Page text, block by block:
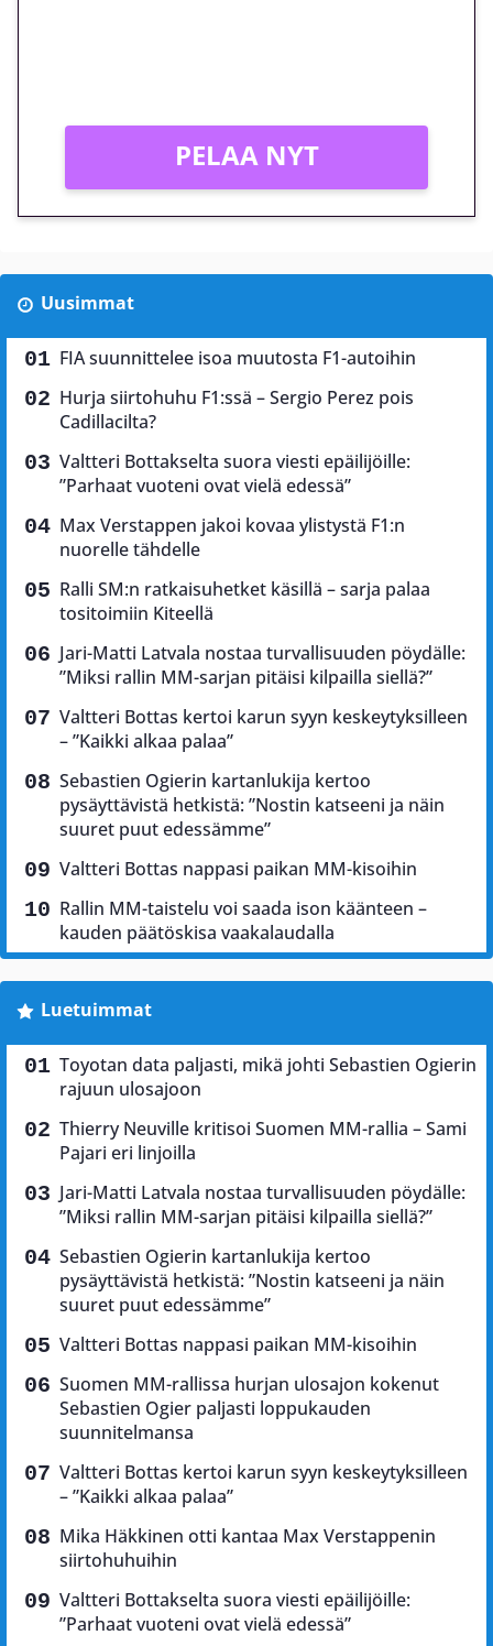
PELAA NYT
Uusimmat
FIA suunnittelee isoa muutosta F1-autoihin
Hurja siirtohuhu F1:ssä – Sergio Perez pois
Cadillacilta?
Valtteri Bottakselta suora viesti epäilijöille:
”Parhaat vuoteni ovat vielä edessä”
Max Verstappen jakoi kovaa ylistystä F1:n
nuorelle tähdelle
Ralli SM:n ratkaisuhetket käsillä – sarja palaa
tositoimiin Kiteellä
Jari-Matti Latvala nostaa turvallisuuden pöydälle:
”Miksi rallin MM-sarjan pitäisi kilpailla siellä?”
Valtteri Bottas kertoi karun syyn keskeytyksilleen
– ”Kaikki alkaa palaa”
Sebastien Ogierin kartanlukija kertoo
pysäyttävistä hetkistä: ”Nostin katseeni ja näin
suuret puut edessämme”
Valtteri Bottas nappasi paikan MM-kisoihin
Rallin MM-taistelu voi saada ison käänteen –
kauden päätöskisa vaakalaudalla
Luetuimmat
Toyotan data paljasti, mikä johti Sebastien Ogierin
rajuun ulosajoon
Thierry Neuville kritisoi Suomen MM-rallia – Sami
Pajari eri linjoilla
Jari-Matti Latvala nostaa turvallisuuden pöydälle:
”Miksi rallin MM-sarjan pitäisi kilpailla siellä?”
Sebastien Ogierin kartanlukija kertoo
pysäyttävistä hetkistä: ”Nostin katseeni ja näin
suuret puut edessämme”
Valtteri Bottas nappasi paikan MM-kisoihin
Suomen MM-rallissa hurjan ulosajon kokenut
Sebastien Ogier paljasti loppukauden
suunnitelmansa
Valtteri Bottas kertoi karun syyn keskeytyksilleen
– ”Kaikki alkaa palaa”
Mika Häkkinen otti kantaa Max Verstappenin
siirtohuhuihin
Valtteri Bottakselta suora viesti epäilijöille:
”Parhaat vuoteni ovat vielä edessä”